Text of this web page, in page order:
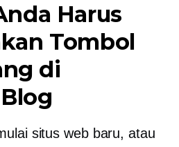
Harus
Tombol
di
situs web baru, atau